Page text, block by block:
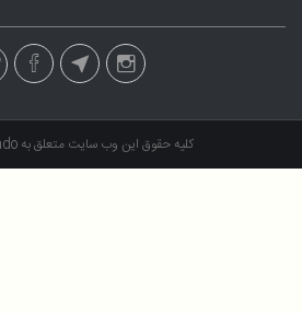
کلیه حقوق این وب سایت متعلق بهOffkado